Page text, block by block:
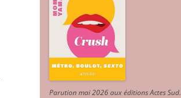
Parution mai 2026 aux éditions Actes Sud.